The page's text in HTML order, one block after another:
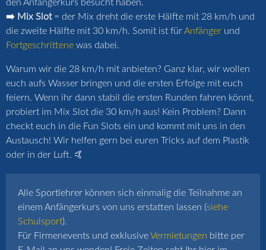
den Anfängerkurs besucht haben.
➡️ Mix Slot= der Mix dreht die erste Hälfte mit 28 km/h und
die zweite Hälfte mit 30 km/h. Somit ist fürAnfänger und
Fortgeschrittene was dabei.
Warum wir die 28 km/h mit anbieten? Ganz klar, wir wollen
euch aufs Wasser bringen und die ersten Erfolge mit euch
feiern. Wenn ihr dann stabil die ersten Runden fahren könnt,
probiert im Mix Slot die 30 km/h aus! Kein Problem? Dann
checkt euch in die Fun Slots ein und kommt mit uns in den
Austausch! Wir helfen gern bei euren Tricks auf dem Plastik
oder in der Luft. 🤙
Alle Sportlehrer können sich einmalig die Teilnahme an
einem Anfängerkurs von uns erstatten lassen (siehe
Schulsport).
Für Firmenevents und exklusiveVermietungen bitte per